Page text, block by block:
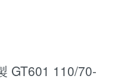
GT601 110/70-